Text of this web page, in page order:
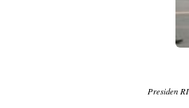
Presiden